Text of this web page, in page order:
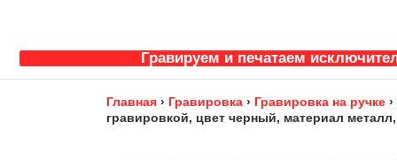
Гравируем и печатаем
Главная › Гравировка › Гравировка на ручке ›
гравировкой, цвет черный, материал